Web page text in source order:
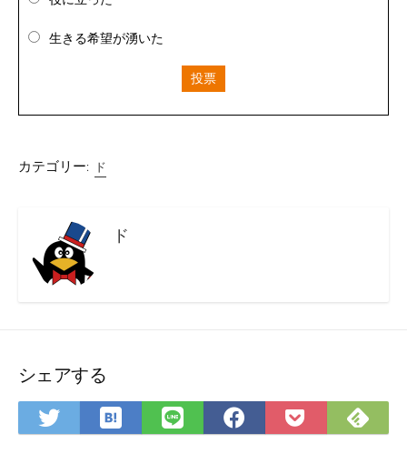
生きる希望が湧いた
投票
カテゴリー: ド
ド
シェアする
Twitter
で
は
て
LINE
で
Facebook
で
Pocket
に
で